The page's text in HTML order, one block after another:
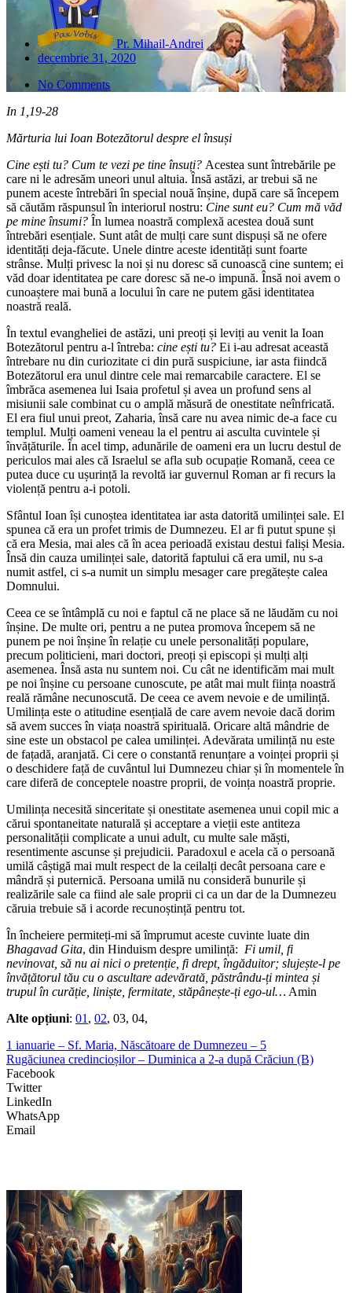
Pr. Mihail-Andrei
decembrie 31, 2020
No Comments
In 1,19-28
Mărturia lui Ioan Botezătorul despre el însuși
Cine ești tu? Cum te vezi pe tine însuți? Acestea sunt întrebările pe
care ni le adresăm uneori unul altuia. Însă astăzi, ar trebui să ne
punem aceste întrebări în special nouă înșine, după care să începem
să căutăm răspunsul în interiorul nostru: Cine sunt eu? Cum mă văd
pe mine însumi? În lumea noastră complexă acestea două sunt
întrebări esențiale. Sunt atât de mulți care sunt dispuși să ne ofere
identități deja-făcute. Unele dintre aceste identități sunt foarte
strânse. Mulți privesc la noi și nu doresc să cunoască cine suntem; ei
văd doar identitatea pe care doresc să ne-o impună. Însă noi avem o
cunoaștere mai bună a locului în care ne putem găsi identitatea
noastră reală.
În textul evangheliei de astăzi, uni preoți și leviți au venit la Ioan
Botezătorul pentru a-l întreba: cine ești tu? Ei i-au adresat această
întrebare nu din curiozitate ci din pură suspiciune, iar asta fiindcă
Botezătorul era unul dintre cele mai remarcabile caractere. El se
îmbrăca asemenea lui Isaia profetul și avea un profund sens al
misiunii sale combinat cu o amplă măsură de onestitate neînfricată.
El era fiul unui preot, Zaharia, însă care nu avea nimic de-a face cu
templul. Mulți oameni veneau la el pentru ai asculta cuvintele și
învățăturile. În acel timp, adunările de oameni era un lucru destul de
periculos mai ales că Israelul se afla sub ocupație Romană, ceea ce
putea duce cu ușurință la revoltă iar guvernul Roman ar fi recurs la
violență pentru a-i potoli.
Sfântul Ioan își cunoștea identitatea iar asta datorită umilinței sale. El
spunea că era un profet trimis de Dumnezeu. El ar fi putut spune și
că era Mesia, mai ales că în acea perioadă existau destui faliși Mesia.
Însă din cauza umilinței sale, datorită faptului că era umil, nu s-a
numit astfel, ci s-a numit un simplu mesager care pregătește calea
Domnului.
Ceea ce se întâmplă cu noi e faptul că ne place să ne lăudăm cu noi
înșine. De multe ori, pentru a ne putea promova începem să ne
punem pe noi înșine în relație cu unele personalități populare,
precum politicieni, mari doctori, preoți și episcopi și mulți alți
asemenea. Însă asta nu suntem noi. Cu cât ne identificăm mai mult
pe noi înșine cu persoane cunoscute, pe atât mai mult ființa noastră
reală rămâne necunoscută. De ceea ce avem nevoie e de umilință.
Umilința este o atitudine esențială de care avem nevoie dacă dorim
să avem succes în viața noastră spirituală. Oricare altă mândrie de
sine este un obstacol pe calea umilinței. Adevărata umilință nu este
de fațadă, aranjată. Ci cere o constantă renunțare a voinței proprii și
o deschidere față de cuvântul lui Dumnezeu chiar și în momentele în
care diferă de conceptele noastre proprii, de voința noastră proprie.
Umilința necesită sinceritate și onestitate asemenea unui copil mic a
cărui spontaneitate naturală și acceptare a vieții este antiteza
personalității complicate a unui adult, cu multe sale măști,
resentimente ascunse și prejudicii. Paradoxul e acela că o persoană
umilă câștigă mai mult respect de la ceilalți decât persoana care e
mândră și puternică. Persoana umilă nu consideră bunurile și
realizările sale ca fiind ale sale proprii ci ca un dar de la Dumnezeu
căruia trebuie să i acorde recunoștință pentru tot.
În încheiere permiteți-mi să împrumut aceste cuvinte luate din
Bhagavad Gita, din Hinduism despre umilință: Fi umil, fi
nevinovat, să nu ai nici o pretenție, fi drept, îngăduitor; slujește-l pe
învățătorul tău cu o ascultare adevărată, păstrându-ți mintea și
trupul în curăție, liniște, fermitate, stăpânește-ți ego-ul… Amin
Alte opțiuni: 01 , 02, 03, 04,
1 ianuarie – Sf. Maria, Născătoare de Dumnezeu – 5
Rugăciunea credincioșilor – Duminica a 2-a după Crăciun (B)
Facebook
Twitter
LinkedIn
WhatsApp
Email